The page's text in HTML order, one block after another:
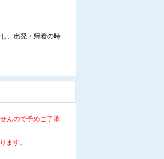
、出発・帰着の時
んので予めご了承
ます。